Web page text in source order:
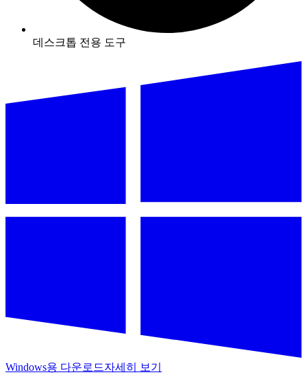
데스크톱 전용 도구
Windows용 다운로드자세히 보기